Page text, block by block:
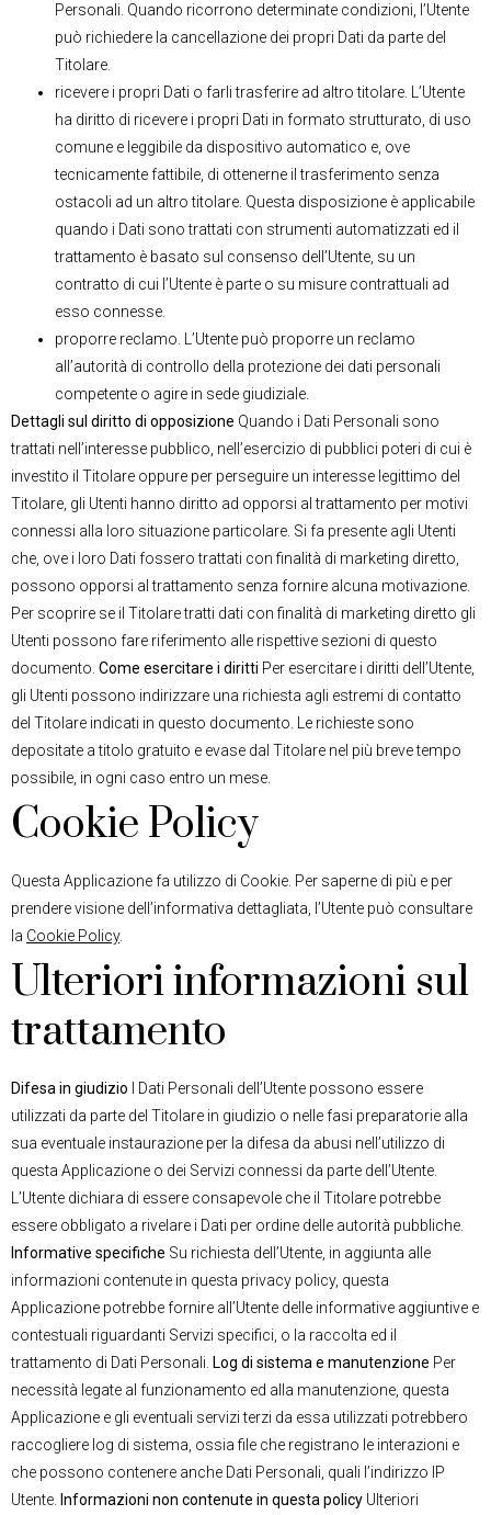
Personali. Quando ricorrono determinate condizioni, l’Utente
può richiedere la cancellazione dei propri Dati da parte del
Titolare.
ricevere i propri Dati o farli trasferire ad altro titolare. L’Utente
ha diritto di ricevere i propri Dati in formato strutturato, di uso
comune e leggibile da dispositivo automatico e, ove
tecnicamente fattibile, di ottenerne il trasferimento senza
ostacoli ad un altro titolare. Questa disposizione è applicabile
quando i Dati sono trattati con strumenti automatizzati ed il
trattamento è basato sul consenso dell’Utente, su un
contratto di cui l’Utente è parte o su misure contrattuali ad
esso connesse.
proporre reclamo. L’Utente può proporre un reclamo
all’autorità di controllo della protezione dei dati personali
competente o agire in sede giudiziale.
Dettagli sul diritto di opposizione Quando i Dati Personali sono
trattati nell’interesse pubblico, nell’esercizio di pubblici poteri di cui è
investito il Titolare oppure per perseguire un interesse legittimo del
Titolare, gli Utenti hanno diritto ad opporsi al trattamento per motivi
connessi alla loro situazione particolare. Si fa presente agli Utenti
che, ove i loro Dati fossero trattati con finalità di marketing diretto,
possono opporsi al trattamento senza fornire alcuna motivazione.
Per scoprire se il Titolare tratti dati con finalità di marketing diretto gli
Utenti possono fare riferimento alle rispettive sezioni di questo
documento. Come esercitare i diritti Per esercitare i diritti dell’Utente,
gli Utenti possono indirizzare una richiesta agli estremi di contatto
del Titolare indicati in questo documento. Le richieste sono
depositate a titolo gratuito e evase dal Titolare nel più breve tempo
possibile, in ogni caso entro un mese.
Cookie Policy
Questa Applicazione fa utilizzo di Cookie. Per saperne di più e per
prendere visione dell’informativa dettagliata, l’Utente può consultare
la Cookie Policy.
Ulteriori informazioni sul
trattamento
Difesa in giudizio I Dati Personali dell’Utente possono essere
utilizzati da parte del Titolare in giudizio o nelle fasi preparatorie alla
sua eventuale instaurazione per la difesa da abusi nell’utilizzo di
questa Applicazione o dei Servizi connessi da parte dell’Utente.
L’Utente dichiara di essere consapevole che il Titolare potrebbe
essere obbligato a rivelare i Dati per ordine delle autorità pubbliche.
Informative specifiche Su richiesta dell’Utente, in aggiunta alle
informazioni contenute in questa privacy policy, questa
Applicazione potrebbe fornire all’Utente delle informative aggiuntive e
contestuali riguardanti Servizi specifici, o la raccolta ed il
trattamento di Dati Personali. Log di sistema e manutenzione Per
necessità legate al funzionamento ed alla manutenzione, questa
Applicazione e gli eventuali servizi terzi da essa utilizzati potrebbero
raccogliere log di sistema, ossia file che registrano le interazioni e
che possono contenere anche Dati Personali, quali l’indirizzo IP
Utente. Informazioni non contenute in questa policy Ulteriori